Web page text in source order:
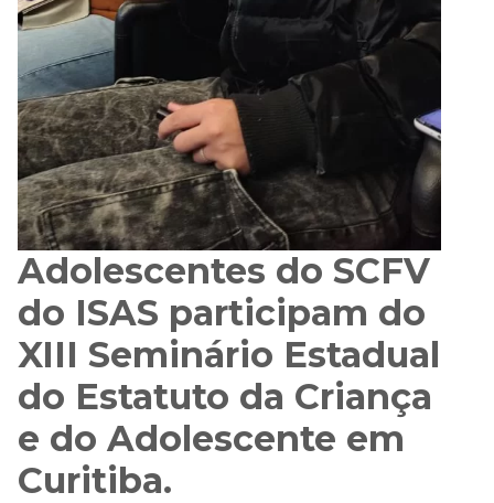
Adolescentes do SCFV
do ISAS participam do
XIII Seminário Estadual
do Estatuto da Criança
e do Adolescente em
Curitiba.